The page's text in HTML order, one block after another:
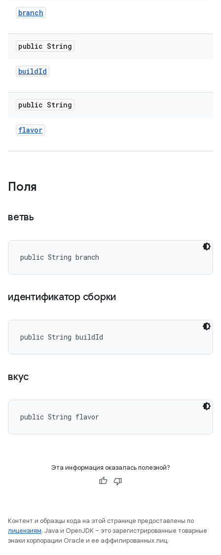
branch
public String
buildId
public String
flavor
Поля
ветвь
public String branch
идентификатор сборки
public String buildId
вкус
public String flavor
Эта информация оказалась полезной?
Контент и образцы кода на этой странице предоставлены по
лицензиям. Java и OpenJDK – это зарегистрированные товарные
знаки корпорации Oracle и ее аффилированных лиц.